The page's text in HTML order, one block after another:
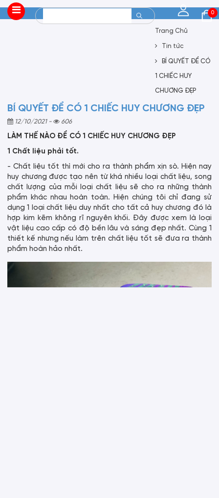
0
Trang Chủ
Tin tức
BÍ QUYẾT ĐỂ CÓ
1 CHIẾC HUY
CHƯƠNG ĐẸP
BÍ QUYẾT ĐỂ CÓ 1 CHIẾC HUY CHƯƠNG ĐẸP
12/10/2021 - 606
LÀM THẾ NÀO ĐỂ CÓ 1 CHIẾC HUY CHƯƠNG ĐẸP
1 Chất liệu phải tốt.
- Chất liệu tốt thì mới cho ra thành phẩm xịn sò. Hiện nay
huy chương được tạo nên từ khá nhiều loại chất liệu, song
chất lượng của mỗi loại chất liệu sẽ cho ra những thành
phẩm khác nhau hoàn toàn. Hiện chúng tôi chỉ đang sử
dụng 1 loại chất liệu duy nhất cho tất cả huy chương đó là
hợp kim kẽm không rĩ nguyên khối. Đây được xem là loại
vật liệu cao cấp có độ bền lâu và sáng đẹp nhất. Cùng 1
thiết kế nhưng nếu làm trên chất liệu tốt sẽ đưa ra thành
phẩm hoàn hảo nhất.